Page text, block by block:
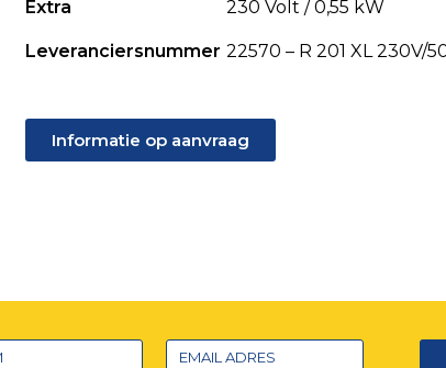
Extra 230 Volt / 0,55 kW
Leveranciersnummer 22570 – R 201 XL 230V/
Informatie op aanvraag